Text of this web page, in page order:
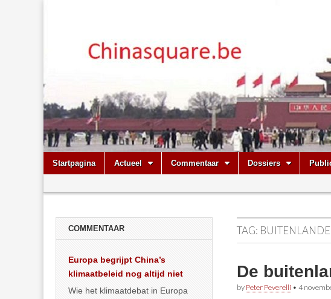
Chinasquare.be
Main
menu
Skip
Startpagina Actueel Commentaar Dossiers
menu
TAG:
De
by Peter Peverelli • 4
COMMENTAAR
Europa begrijpt China’s
klimaatbeleid nog altijd niet
Wie het klimaatdebat in Europa